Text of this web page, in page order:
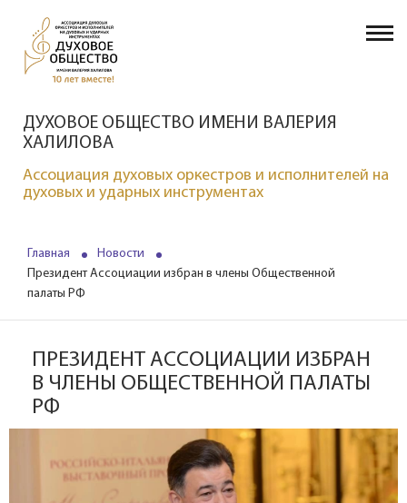
ДУХОВОЕ ОБЩЕСТВО ИМЕНИ ВАЛЕРИЯ
ХАЛИЛОВА
Ассоциация духовых оркестров и исполнителей на
духовых и ударных инструментах
Главная
Новости
Президент Ассоциации избран в члены Общественной
палаты РФ
ПРЕЗИДЕНТ АССОЦИАЦИИ ИЗБРАН
В ЧЛЕНЫ ОБЩЕСТВЕННОЙ ПАЛАТЫ
РФ